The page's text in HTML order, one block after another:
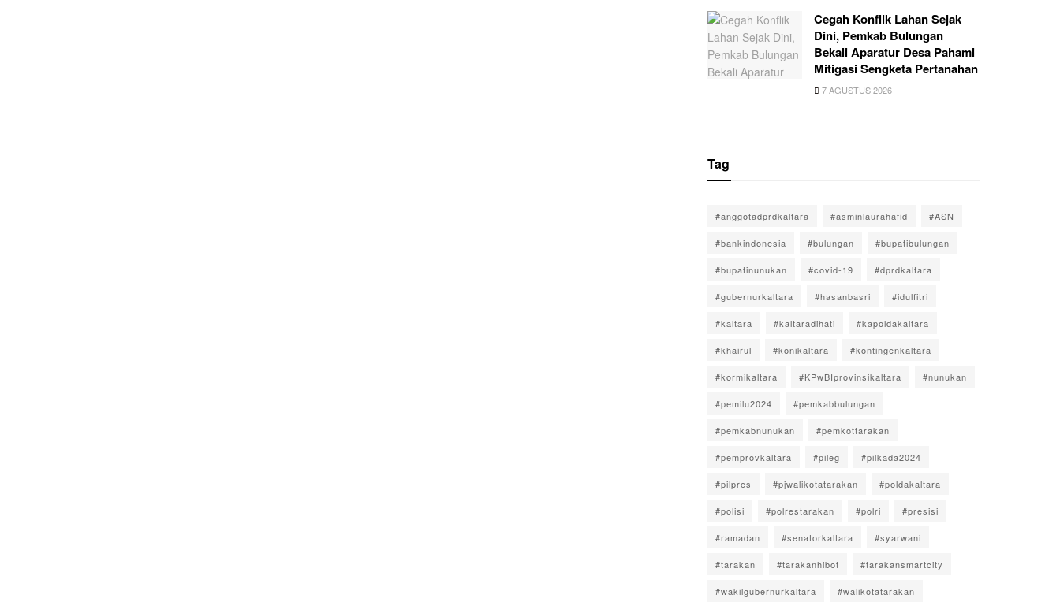
Cegah Konflik Lahan Sejak
Dini, Pemkab Bulungan
Bekali Aparatur Desa Pahami
Mitigasi Sengketa Pertanahan
7 AGUSTUS 2026
Tag
#anggotadprdkaltara #asminlaurahafid #ASN
#bankindonesia #bulungan #bupatibulungan
#bupatinunukan #covid-19 #dprdkaltara
#gubernurkaltara #hasanbasri #idulfitri
#kaltara #kaltaradihati #kapoldakaltara
#khairul #konikaltara #kontingenkaltara
#kormikaltara #KPwBIprovinsikaltara #nunukan
#pemilu2024 #pemkabbulungan
#pemkabnunukan #pemkottarakan
#pemprovkaltara #pileg #pilkada2024
#pilpres #pjwalikotatarakan #poldakaltara
#polisi #polrestarakan #polri #presisi
#ramadan #senatorkaltara #syarwani
#tarakan #tarakanhibot #tarakansmartcity
#wakilgubernurkaltara #walikotatarakan